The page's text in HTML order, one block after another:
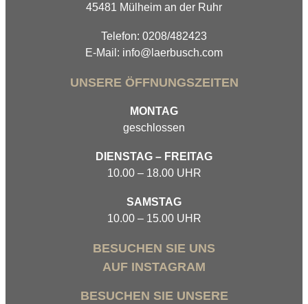
45481 Mülheim an der Ruhr
Telefon: 0208/482423
E-Mail: info@laerbusch.com
UNSERE ÖFFNUNGSZEITEN
MONTAG
geschlossen
DIENSTAG – FREITAG
10.00 – 18.00 UHR
SAMSTAG
10.00 – 15.00 UHR
BESUCHEN SIE UNS
AUF INSTAGRAM
BESUCHEN SIE UNSERE